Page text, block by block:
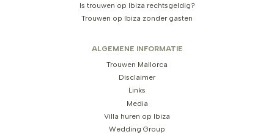
Is trouwen op Ibiza rechtsgeldig?
Trouwen op Ibiza zonder gasten
ALGEMENE INFORMATIE
Trouwen Mallorca
Disclaimer
Links
Media
Villa huren op Ibiza
Wedding Group